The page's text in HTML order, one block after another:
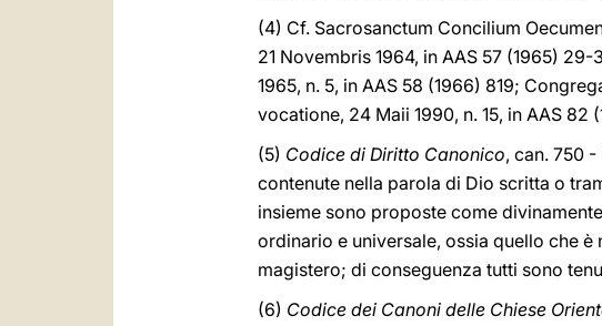
(4) Cf. Sacrosanctum Concilium
21 Novembris 1964, in AAS 57 (1965)
1965, n. 5, in AAS 58 (1966) 819;
vocatione, 24 Maii 1990, n. 15, in AAS 82
(5) Codice di Diritto Canonico, can. 750
contenute nella parola di Dio scritta o
insieme sono proposte come
ordinario e universale, ossia quello che
magistero; di conseguenza tutti sono
(6) Codice dei Canoni delle Chiese